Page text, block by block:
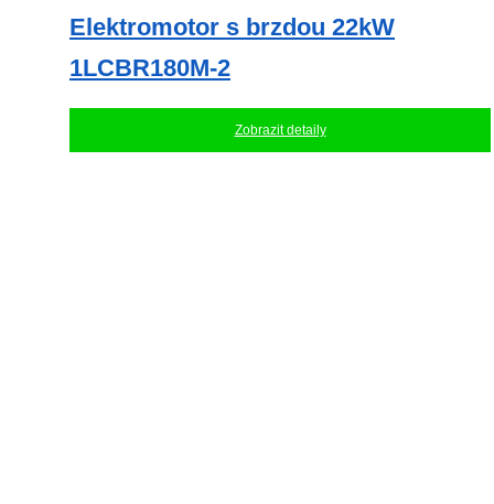
Elektromotor s brzdou 22kW
1LCBR180M-2
Zobrazit detaily